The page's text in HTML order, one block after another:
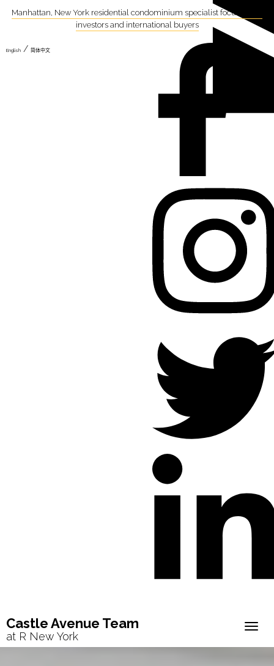
Manhattan, New York residential condominium specialist focusing on
investors and international buyers
English / 简体中文
Castle Avenue Team
at R New York